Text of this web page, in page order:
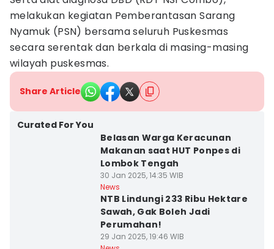
melakukan kegiatan Pemberantasan Sarang
Nyamuk (PSN) bersama seluruh Puskesmas
secara serentak dan berkala di masing-masing
wilayah puskesmas.
Share Article
Curated For You
Belasan Warga Keracunan
Makanan saat HUT Ponpes di
Lombok Tengah
30 Jan 2025, 14:35 WIB
News
NTB Lindungi 233 Ribu Hektare
Sawah, Gak Boleh Jadi
Perumahan!
29 Jan 2025, 19:46 WIB